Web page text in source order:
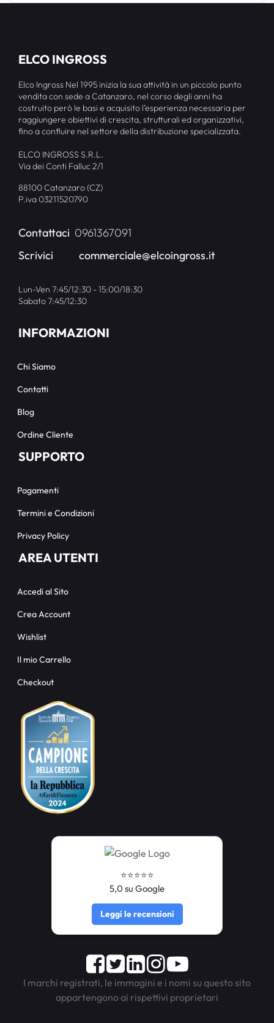
ELCO INGROSS
Elco Ingross Nel 1995 inizia la sua attività in un piccolo punto
vendita con sede a Catanzaro, nel corso degli anni ha
costruito però le basi e acquisito l’esperienza necessaria per
raggiungere obiettivi di crescita, strutturali ed organizzativi,
fino a confluire nel settore della distribuzione specializzata.
ELCO INGROSS S.R.L.
Via dei Conti Falluc 2/1
88100 Catanzaro (CZ)
P.iva 03211520790
Contattaci 0961367091
Scrivici
commerciale@elcoingross.it
Lun-Ven 7:45/12:30 - 15:00/18:30
Sabato 7:45/12:30
INFORMAZIONI
Chi Siamo
Contatti
Blog
Ordine Cliente
SUPPORTO
Pagamenti
Termini e Condizioni
Privacy Policy
AREA UTENTI
Accedi al Sito
Crea Account
Wishlist
Il mio Carrello
Checkout
⭐️⭐️⭐️⭐️⭐️
5,0 su Google
Leggi le recensioni
Facebook
TwitterLinkedInInstagram
Youtube
I marchi registrati, le immagini e i nomi su questo sito
appartengono ai rispettivi proprietari